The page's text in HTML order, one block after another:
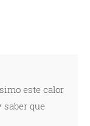
este calor
que